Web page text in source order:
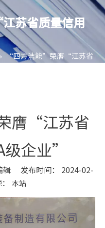
苏省质量信用
“四方洁能”荣膺“江苏省
膺“江苏省
企业”
辑 发布时间： 2024-02-
本站